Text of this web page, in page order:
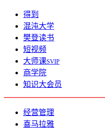
得到
混沌大学
樊登读书
短视频
大师课SVIP
商学院
知识大会员
经营管理
喜马拉雅